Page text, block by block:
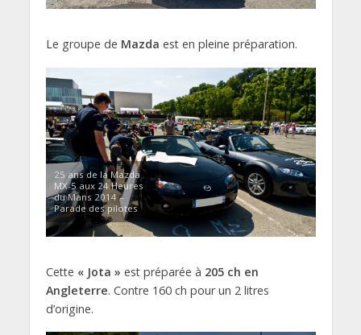
Le groupe de Mazda est en pleine préparation.
25 ans de la Mazda
MX-5 aux 24 Heures
du Mans 2014 –
Parade des pilotes
Cette « Jota » est préparée à 205 ch en
Angleterre. Contre 160 ch pour un 2 litres
d’origine.